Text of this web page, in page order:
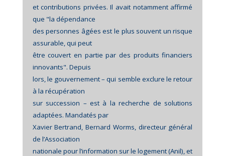
et contributions privées. Il avait notamment affirmé
que "la dépendance
des personnes âgées est le plus souvent un risque
assurable, qui peut
être couvert en partie par des produits financiers
innovants". Depuis
lors, le gouvernement – qui semble exclure le retour
à la récupération
sur succession – est à la recherche de solutions
adaptées. Mandatés par
Xavier Bertrand, Bernard Worms, directeur général
de l’Association
nationale pour l’information sur le logement (Anil), et